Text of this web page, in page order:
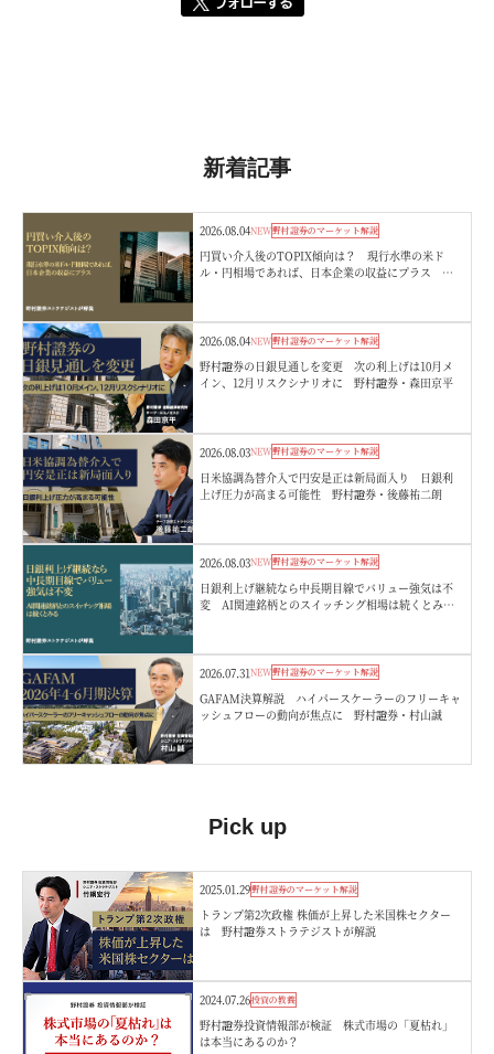
新着記事
2026.08.04NEW野村證券のマーケット解説
円買い介入後のTOPIX傾向は？ 現行水準の米ド
ル・円相場であれば、日本企業の収益にプラス 野
2026.08.04NEW野村證券のマーケット解説
野村證券の日銀見通しを変更 次の利上げは10月メ
イン、12月リスクシナリオに 野村證券・森田京平
2026.08.03NEW野村證券のマーケット解説
日米協調為替介入で円安是正は新局面入り 日銀利
上げ圧力が高まる可能性 野村證券・後藤祐二朗
2026.08.03NEW野村證券のマーケット解説
日銀利上げ継続なら中長期目線でバリュー強気は不
変 AI関連銘柄とのスイッチング相場は続くとみ
2026.07.31NEW野村證券のマーケット解説
GAFAM決算解説 ハイパースケーラーのフリーキャ
ッシュフローの動向が焦点に 野村證券・村山誠
Pick up
2025.01.29野村證券のマーケット解説
トランプ第2次政権 株価が上昇した米国株セクター
は 野村證券ストラテジストが解説
2024.07.26投資の教養
野村證券投資情報部が検証 株式市場の「夏枯れ」
は本当にあるのか？